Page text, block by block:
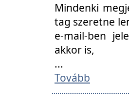
Mindenki
tag szeretne
e-mail-ben
akkor is,
...
Tovább